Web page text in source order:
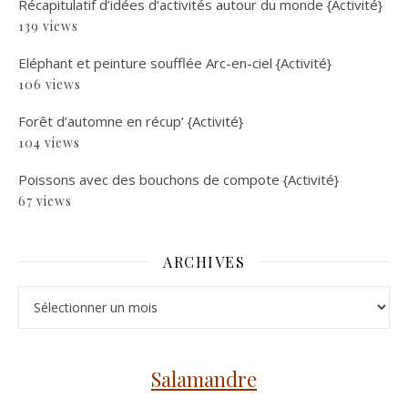
Récapitulatif d’idées d’activités autour du monde {Activité}
139 views
Eléphant et peinture soufflée Arc-en-ciel {Activité}
106 views
Forêt d’automne en récup’ {Activité}
104 views
Poissons avec des bouchons de compote {Activité}
67 views
ARCHIVES
Salamandre